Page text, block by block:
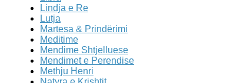
Lindja e Re
Lutja
Martesa & Prindërimi
Meditime
Mendime Shtjelluese
Mendimet e Perendise
Methju Henri